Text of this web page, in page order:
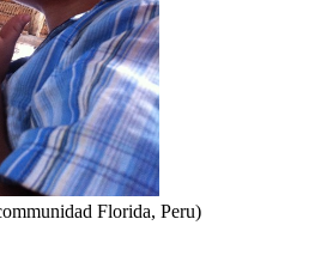
Florida, Peru)